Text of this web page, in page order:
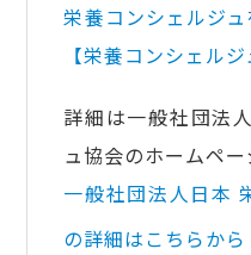
栄養コンシェルジ
【栄養コンシェル
詳細は一般社団法
ュ協会のホームペー
一般社団法人日本
の詳細はこちらから